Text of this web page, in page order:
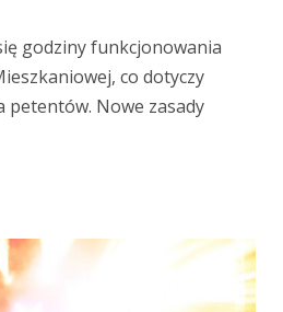
godziny funkcjonowania
co dotyczy
petentów. Nowe zasady